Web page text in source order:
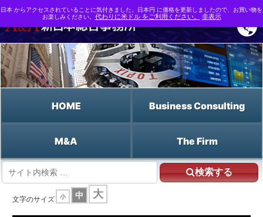
HOME Business Consulting
M&A The Firm
検索する
燃气涡轮发动机的需求不断增长
文字のサイズ
小 中 大
日本 からアクセスされていることに気付きました。日本円 に価格を更新しましたので、お買い物を
お楽しみください。 代わりに米ドル をご利用ください。 非表示